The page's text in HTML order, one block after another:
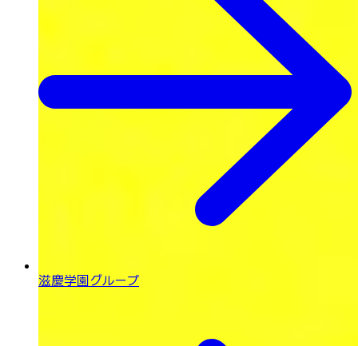
滋慶学園グループ